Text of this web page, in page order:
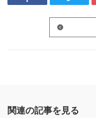
関連の記事を見る